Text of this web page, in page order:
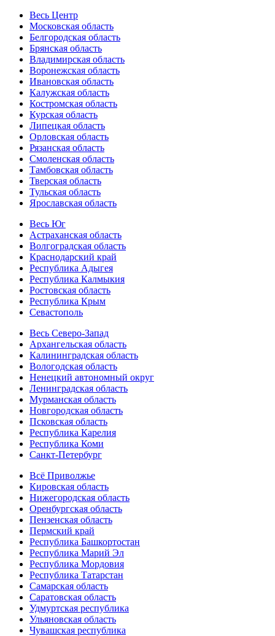
Весь Центр
Московская область
Белгородская область
Брянская область
Владимирская область
Воронежская область
Ивановская область
Калужская область
Костромская область
Курская область
Липецкая область
Орловская область
Рязанская область
Смоленская область
Тамбовская область
Тверская область
Тульская область
Ярославская область
Весь Юг
Астраханская область
Волгоградская область
Краснодарский край
Республика Адыгея
Республика Калмыкия
Ростовская область
Республика Крым
Севастополь
Весь Северо-Запад
Архангельская область
Калининградская область
Вологодская область
Ненецкий автономный округ
Ленинградская область
Мурманская область
Новгородская область
Псковская область
Республика Карелия
Республика Коми
Санкт-Петербург
Всё Приволжье
Кировская область
Нижегородская область
Оренбургская область
Пензенская область
Пермский край
Республика Башкортостан
Республика Марий Эл
Республика Мордовия
Республика Татарстан
Самарская область
Саратовская область
Удмуртская республика
Ульяновская область
Чувашская республика